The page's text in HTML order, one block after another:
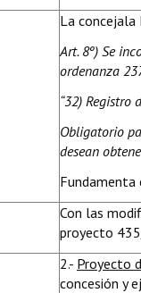
La
Art. 8º) Se
ordenanza
“32) Registro
Obligatorio
desean
Con las
proyecto
2.- Proyecto
concesión y